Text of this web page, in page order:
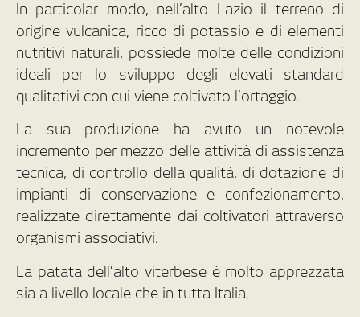
In particolar modo, nell’alto Lazio il terreno di
origine vulcanica, ricco di potassio e di elementi
nutritivi naturali, possiede molte delle condizioni
ideali per lo sviluppo degli elevati standard
qualitativi con cui viene coltivato l’ortaggio.
La sua produzione ha avuto un notevole
incremento per mezzo delle attività di assistenza
tecnica, di controllo della qualità, di dotazione di
impianti di conservazione e confezionamento,
realizzate direttamente dai coltivatori attraverso
organismi associativi.
La patata dell’alto viterbese è molto apprezzata
sia a livello locale che in tutta Italia.